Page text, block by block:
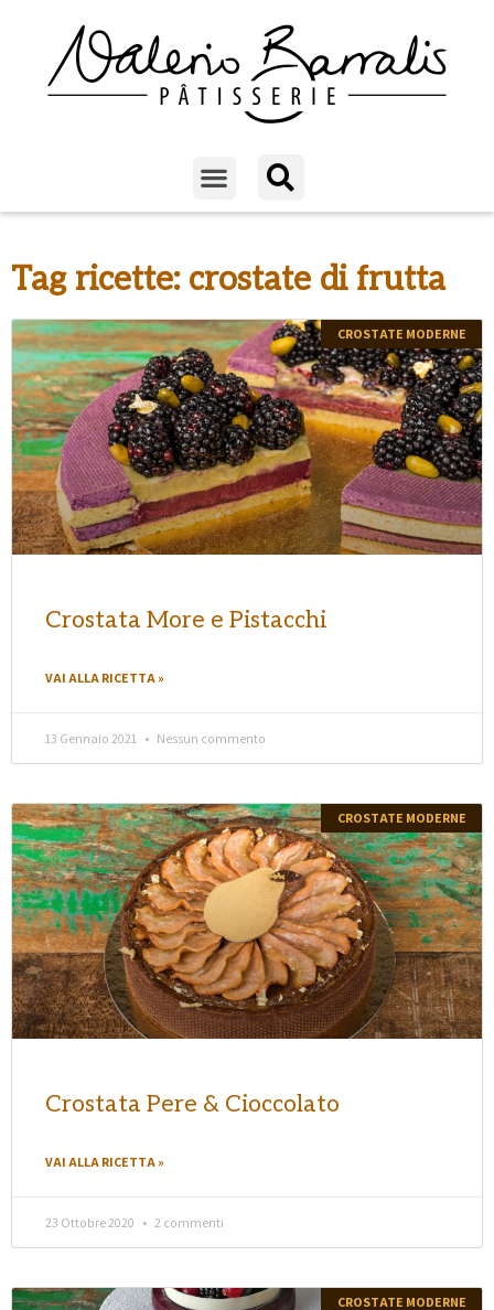
Tag ricette: crostate di frutta
CROSTATE MODERNE
Crostata More e Pistacchi
VAI ALLA RICETTA »
13 Gennaio 2021 Nessun commento
CROSTATE MODERNE
Crostata Pere & Cioccolato
VAI ALLA RICETTA »
23 Ottobre 2020 2 commenti
CROSTATE MODERNE